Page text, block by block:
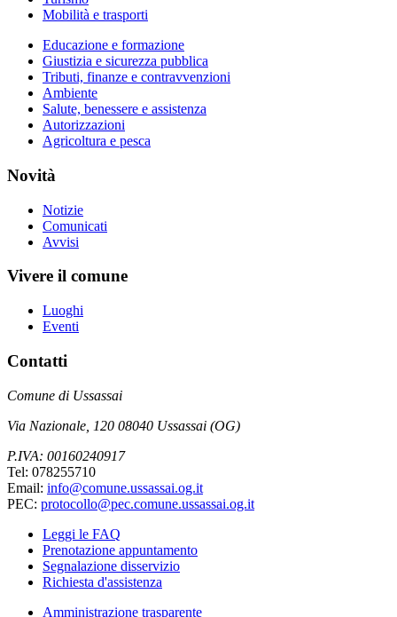
Mobilità e trasporti
Educazione e formazione
Giustizia e sicurezza pubblica
Tributi, finanze e contravvenzioni
Ambiente
Salute, benessere e assistenza
Autorizzazioni
Agricoltura e pesca
Novità
Notizie
Comunicati
Avvisi
Vivere il comune
Luoghi
Eventi
Contatti
Comune di Ussassai
Via Nazionale, 120 08040 Ussassai (OG)
P.IVA: 00160240917
Tel: 078255710
Email: info@comune.ussassai.og.it
PEC: protocollo@pec.comune.ussassai.og.it
Leggi le FAQ
Prenotazione appuntamento
Segnalazione disservizio
Richiesta d'assistenza
Amministrazione trasparente